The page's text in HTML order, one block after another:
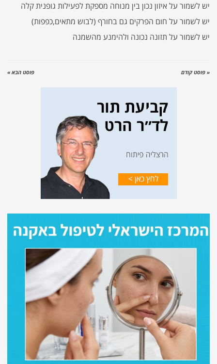
יש לשמור על איזון נכון בין מנוחה מספקת לפעילות גופנית קלה
יש לשמור על חום הפרקים גם בחורף (לבוש מתאים,כפפות)
יש לשמור על תזונה נכונה ולהימנע מהשמנה
« פוסט קודם פוסט הבא »